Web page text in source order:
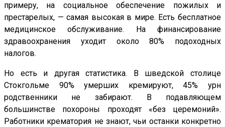
примеру, на социальное обеспечение пожилых и
престарелых, — самая высокая в мире. Есть бесплатное
медицинское обслуживание. На финансирование
здравоохранения уходит около 80% подоходных
налогов.
Но есть и другая статистика. В шведской столице
Стокгольме 90% умерших кремируют, 45% урн
родственники не забирают. В подавляющем
большинстве похороны проходят «без церемоний».
Работники крематория не знают, чьи останки конкретно